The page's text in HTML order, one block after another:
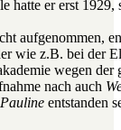
hatte er erst 1929,
aufgenommen,
wie z.B. bei der
wegen
nach auch
entstanden